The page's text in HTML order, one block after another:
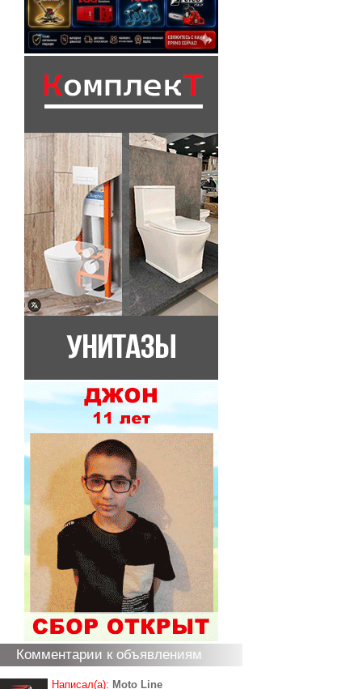
Комментарии к объявлениям
Написал(а): Moto Line